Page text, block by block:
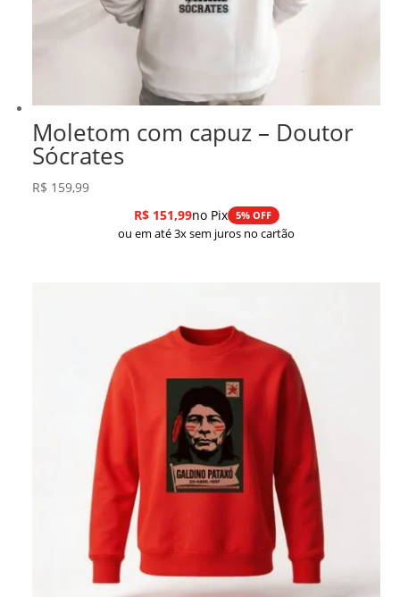
Moletom com capuz – Doutor
Sócrates
R$ 159,99
R$151,99no Pix 5% OFF
ou em até 3x sem juros no cartão